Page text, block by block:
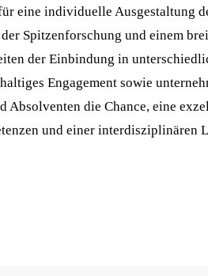
eine individuelle Ausgestaltung
Spitzenforschung und einem
der Einbindung in
Engagement sowie
Absolventen die Chance, eine
und einer interdisziplinären